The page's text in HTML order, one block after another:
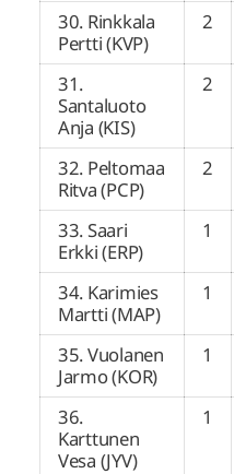
30. Rinkkala
Pertti (KVP)
2
31.
Santaluoto
Anja (KIS)
2
32. Peltomaa
Ritva (PCP)
2
33. Saari
Erkki (ERP)
1
34. Karimies
Martti (MAP)
1
35. Vuolanen
Jarmo (KOR)
1
36.
Karttunen
Vesa (JYV)
1